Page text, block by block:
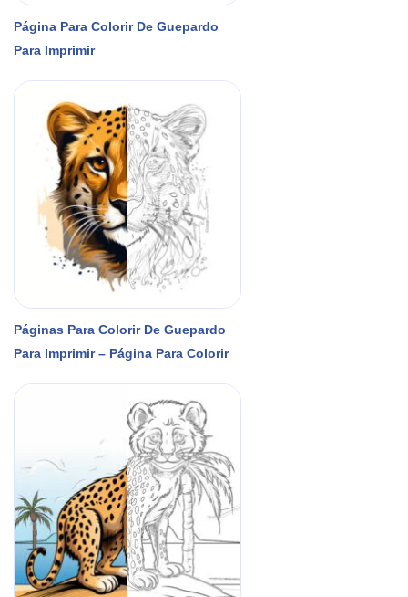
Página Para Colorir De Guepardo
Para Imprimir
Páginas Para Colorir De Guepardo
Para Imprimir – Página Para Colorir